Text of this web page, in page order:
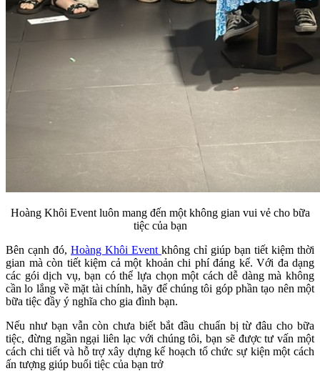
Hoàng Khôi Event luôn mang đến một không gian vui vẻ cho bữa
tiệc của bạn
Bên cạnh đó, Hoàng Khôi Event không chỉ giúp bạn tiết kiệm thời
gian mà còn tiết kiệm cả một khoản chi phí đáng kể. Với đa dạng
các gói dịch vụ, bạn có thể lựa chọn một cách dễ dàng mà không
cần lo lắng về mặt tài chính, hãy để chúng tôi góp phần tạo nên một
bữa tiệc đầy ý nghĩa cho gia đình bạn.
Nếu như bạn vẫn còn chưa biết bắt đầu chuẩn bị từ đâu cho bữa
tiệc, đừng ngần ngại liên lạc với chúng tôi, bạn sẽ được tư vấn một
cách chi tiết và hỗ trợ xây dựng kế hoạch tổ chức sự kiện một cách
ấn tượng giúp buổi tiệc của bạn trở